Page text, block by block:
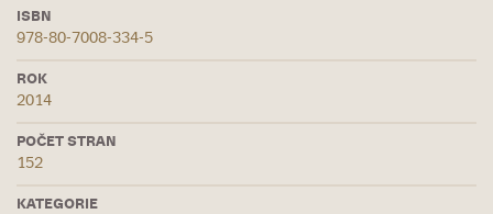
ISBN
978-80-7008-334-5
ROK
2014
POČET STRAN
152
KATEGORIE